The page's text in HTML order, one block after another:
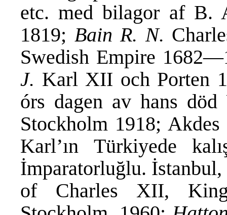
etc. med bilagor af B.
1819; Bain R. N.
Swedish Empire
J. Karl XII och Porten
órs dagen av hans
Stockholm 1918;
Karl’ın Türkiyede
İmparatorluğlu.
of Charles XII,